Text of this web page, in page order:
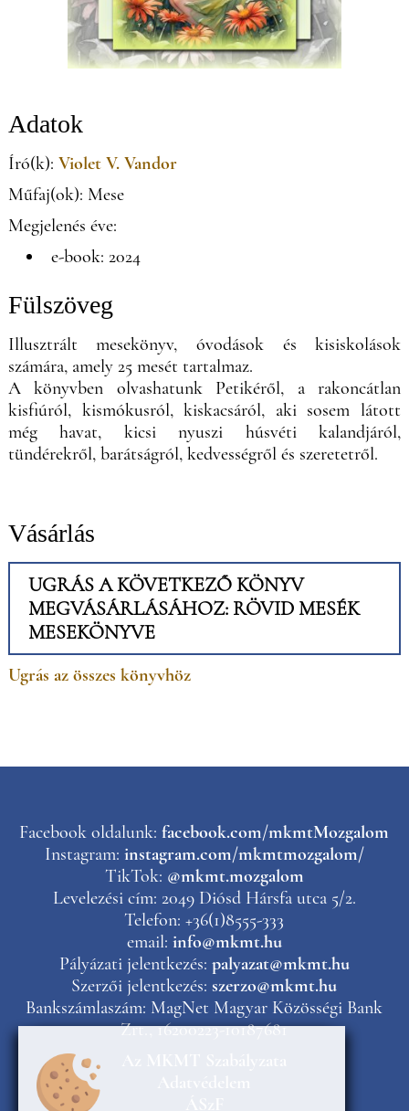
Adatok
Író(k): Violet V. Vandor
Műfaj(ok): Mese
Megjelenés éve:
e-book: 2024
Fülszöveg
Illusztrált mesekönyv, óvodások és kisiskolások
számára, amely 25 mesét tartalmaz.
A könyvben olvashatunk Petikéről, a rakoncátlan
kisfiúról, kismókusról, kiskacsáról, aki sosem látott
még havat, kicsi nyuszi húsvéti kalandjáról,
tündérekről, barátságról, kedvességről és szeretetről.
Vásárlás
UGRÁS A KÖVETKEZŐ KÖNYV
MEGVÁSÁRLÁSÁHOZ: RÖVID MESÉK
MESEKÖNYVE
Ugrás az összes könyvhöz
Facebook oldalunk:facebook.com/mkmtMozgalom
Instagram: instagram.com/mkmtmozgalom/
TikTok: @mkmt.mozgalom
Levelezési cím: 2049 Diósd Hársfa utca 5/2.
Telefon: +36(1)8555-333
email: info@mkmt.hu
Pályázati jelentkezés: palyazat@mkmt.hu
Szerzői jelentkezés:szerzo@mkmt.hu
Bankszámlaszám: MagNet Magyar Közösségi Bank
Zrt., 16200223-10187681